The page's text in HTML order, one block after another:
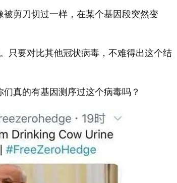
剪刀切过一样，在某个基因段突然变
只要对比其他冠状病毒，不难得出这个结
真的有基因测序过这个病毒吗？